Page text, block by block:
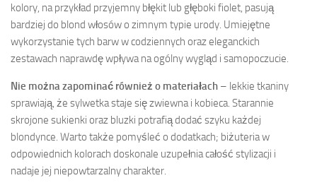
kolory, na przykład przyjemny błękit lub głęboki fiolet, pasują
bardziej do blond włosów o zimnym typie urody. Umiejętne
wykorzystanie tych barw w codziennych oraz eleganckich
zestawach naprawdę wpływa na ogólny wygląd i samopoczucie.
Nie można zapominać również o materiałach – lekkie tkaniny
sprawiają, że sylwetka staje się zwiewna i kobieca. Starannie
skrojone sukienki oraz bluzki potrafią dodać szyku każdej
blondynce. Warto także pomyśleć o dodatkach; biżuteria w
odpowiednich kolorach doskonale uzupełnia całość stylizacji i
nadaje jej niepowtarzalny charakter.